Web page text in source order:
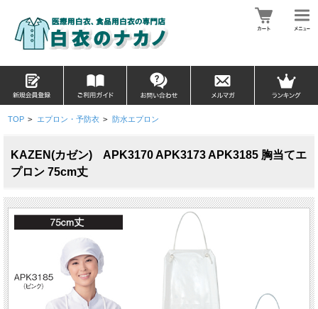
TOP > エプロン・予防衣 > 防水エプロン
KAZEN(カゼン) APK3170 APK3173 APK3185 胸当てエ
プロン 75cm丈